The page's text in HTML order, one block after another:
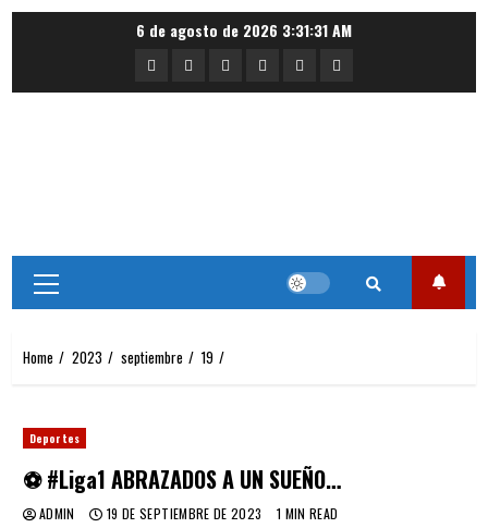
6 de agosto de 2026 3:31:31 AM
PortadaNacionalInternacional
DeportesRegional
Local
Primary
Menu
Home 2023 septiembre 19
Deportes
⚽ #Liga1 ABRAZADOS A UN SUEÑO…
ADMIN 19 DE SEPTIEMBRE DE 2023 1 MIN READ